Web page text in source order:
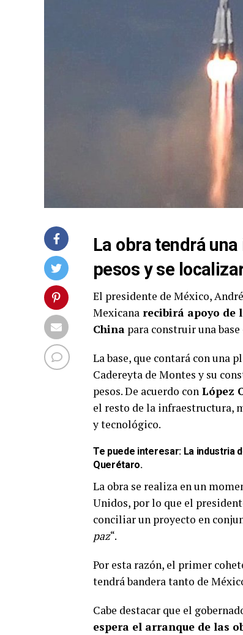
La obra tendrá
pesos y se
El presidente de México,
Mexicana recibirá apoyo de
China para construir una
La base, que contará con una
Cadereyta de Montes y su
pesos. De acuerdo con López
el resto de la infraestructura,
y tecnológico.
Te puede interesar: La industria
Querétaro.
La obra se realiza en un
Unidos, por lo que el
conciliar un proyecto en
paz“.
Por esta razón, el primer
tendrá bandera tanto de
Cabe destacar que el
espera el arranque de las